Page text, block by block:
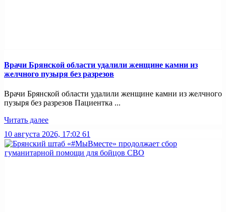
Врачи Брянской области удалили женщине камни из
желчного пузыря без разрезов
Врачи Брянской области удалили женщине камни из желчного
пузыря без разрезов Пациентка ...
Читать далее
10 августа 2026, 17:02 61